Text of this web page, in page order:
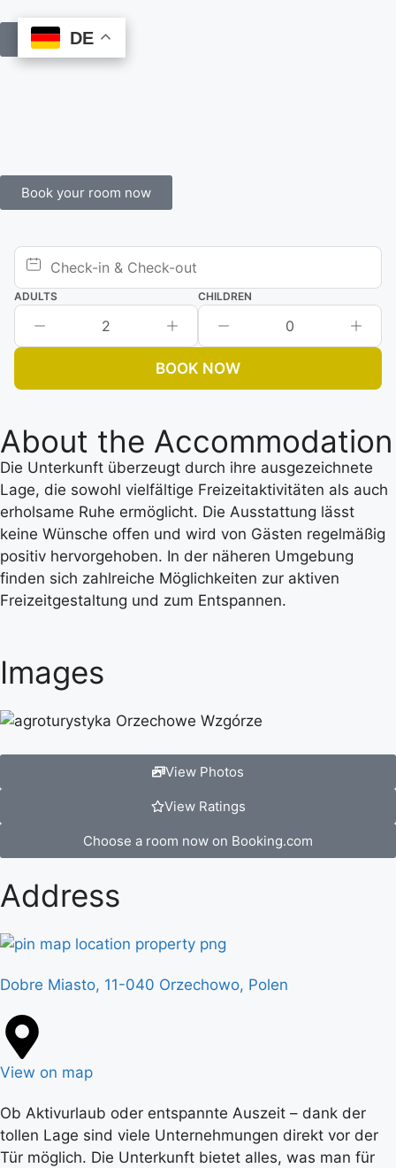
Book Online
Book your room now
ADULTS
2
CHILDREN
0
BOOK NOW
About the Accommodation
Die Unterkunft überzeugt durch ihre ausgezeichnete
Lage, die sowohl vielfältige Freizeitaktivitäten als auch
erholsame Ruhe ermöglicht. Die Ausstattung lässt
keine Wünsche offen und wird von Gästen regelmäßig
positiv hervorgehoben. In der näheren Umgebung
finden sich zahlreiche Möglichkeiten zur aktiven
Freizeitgestaltung und zum Entspannen.
Images
View Photos
View Ratings
Choose a room now on Booking.com
Address
Dobre Miasto, 11-040 Orzechowo, Polen
View on map
Ob Aktivurlaub oder entspannte Auszeit – dank der
tollen Lage sind viele Unternehmungen direkt vor der
Tür möglich. Die Unterkunft bietet alles, was man für
DE
DE